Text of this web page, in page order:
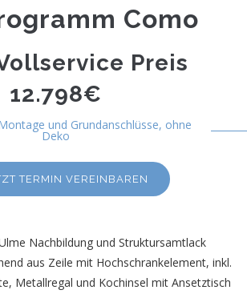
Como
Preis
12.798€
und Grundanschlüsse, ohne
Deko
TERMIN VEREINBAREN
Nachbildung und Struktursamtlack
aus Zeile mit Hochschrankelement, inkl.
Metallregal und Kochinsel mit Ansetztisch